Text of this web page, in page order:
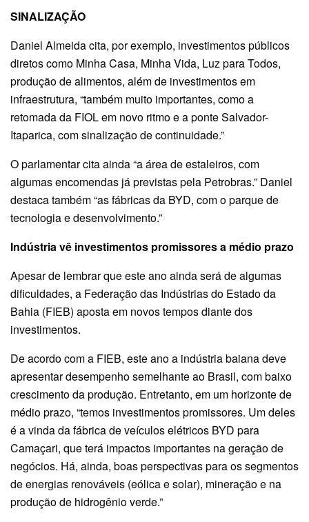
SINALIZAÇÃO
Daniel Almeida cita, por exemplo, investimentos públicos
diretos como Minha Casa, Minha Vida, Luz para Todos,
produção de alimentos, além de investimentos em
infraestrutura, “também muito importantes, como a
retomada da FIOL em novo ritmo e a ponte Salvador-
Itaparica, com sinalização de continuidade.”
O parlamentar cita ainda “a área de estaleiros, com
algumas encomendas já previstas pela Petrobras.” Daniel
destaca também “as fábricas da BYD, com o parque de
tecnologia e desenvolvimento.”
Indústria vê investimentos promissores a médio prazo
Apesar de lembrar que este ano ainda será de algumas
dificuldades, a Federação das Indústrias do Estado da
Bahia (FIEB) aposta em novos tempos diante dos
investimentos.
De acordo com a FIEB, este ano a indústria baiana deve
apresentar desempenho semelhante ao Brasil, com baixo
crescimento da produção. Entretanto, em um horizonte de
médio prazo, “temos investimentos promissores. Um deles
é a vinda da fábrica de veículos elétricos BYD para
Camaçari, que terá impactos importantes na geração de
negócios. Há, ainda, boas perspectivas para os segmentos
de energias renováveis (eólica e solar), mineração e na
produção de hidrogênio verde.”